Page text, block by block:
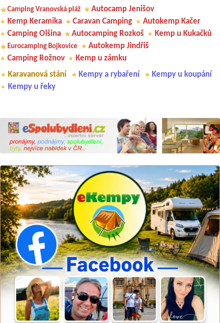
Camping Vranovská pláž
Autocamp Jenišov
Kemp Keramika
Caravan Camping
Autokemp Kačer
Camping Olšina
Autocamping Rozkoš Kemp u Kukačků
Eurocamping Bojkovice
Autokemp Jindřiš
Camping Rožnov
Kemp u zámku
Karavanová stání
Kempy a rybaření
Kempy u koupání
Kempy u řeky